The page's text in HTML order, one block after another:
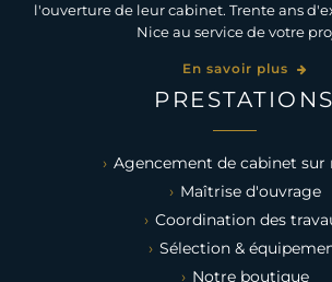
l'ouverture de leur cabinet. Trente ans
Nice au service de votre
En savoir plus
PRESTATIONS
Agencement de cabinet sur
Maîtrise d'ouvrage
Coordination des
Sélection &
Notre boutique